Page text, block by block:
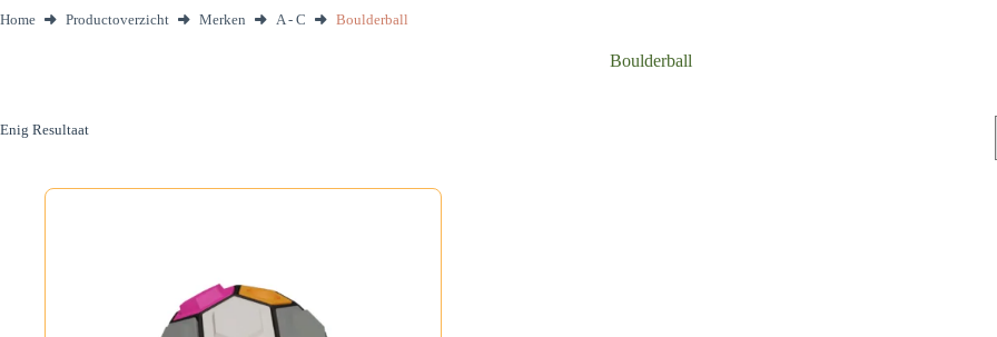
Home Productoverzicht Merken A - C Boulderball
Boulderball
Enig Resultaat